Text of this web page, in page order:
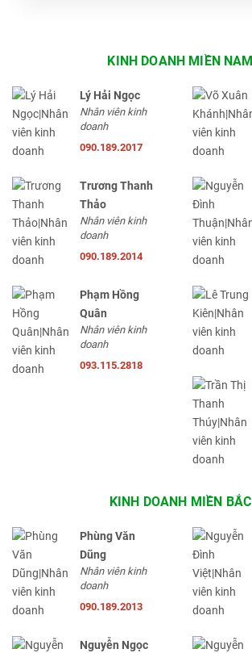
KINH DOANH MIỀN NAM
Lý Hải Ngọc
Nhân viên kinh
doanh
090.189.2017
Trương Thanh
Thảo
Nhân viên kinh
doanh
090.189.2014
Phạm Hồng
Quân
Nhân viên kinh
doanh
093.115.2818
KINH DOANH MIỀN BẮC
Phùng Văn
Dũng
Nhân viên kinh
doanh
090.189.2013
Nguyễn Ngọc